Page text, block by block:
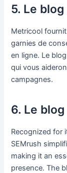
5. Le
Metricool
garnies de
en ligne. Le
qui vous
campagnes.
6. Le
Recognized for
SEMrush
making it an
presence. The